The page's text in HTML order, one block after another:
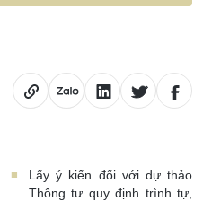
Lấy ý kiến đối với dự thảo
Thông tư quy định trình tự,